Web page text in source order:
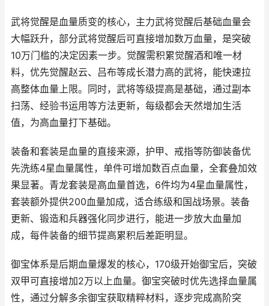
武将觉醒是血量质变的核心，主力武将觉醒后基础血量会
大幅跃升，部分武将觉醒后可直接增加数万血量，是突破
10万门槛的决定因素一步。觉醒需积累觉醒酒和唯一材
料，优先觉醒赵云、吕布等成长潜力高的武将，能快速拉
高整体血量上限。同时，武将等级提高是基础，通过副本
扫荡、经验书运用等方法更新，每级都会天然增加生活
值，为高血量打下基础。
装备和套装是血量的直接来源，护甲、戒指等防御装备优
先洗练4星血量属性，单件可增加数百点血量，全套叠加效
果显著。青龙套装是高血量首选，6件均为4星血量属性，
套装额外提供200血量加成，适合练级和国战场景。装备
更新、锻造和兵器强化同步进行，能进一步放大血量加
成，每件装备的细节提高累积后差距明显。
御宝体系是后期血量爆发的核心，170级开始御宝后，突破
双甲可直接增加2万以上血量。御宝突破时优先选择血量属
性，通过分解多余御宝获取精粹材料，逐步完成高阶突